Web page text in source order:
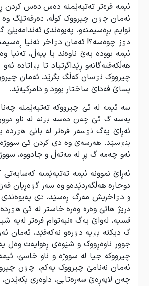
ئیمە فرەتر تەتیەێمنە دەس دەس کردن
ئەمان چۊن چیرووک کوڵە، دەرفەتێگ
توایم بڕەسیمنەو، پەیوەندی
دۊز چوەسە؟! ئەمان دۊاخر تەنیا
ئیمە بوودە یەێ ناوەند یا پیەڵ،
هەڵکەفتەگانەو ڕێداگرتیاد تا
چیرووک نۊسان کەڵگ بگرێد، ئەمان
پساێ فەداێ ساختار بوود و دامرکیەێد.
سە ئیمە لە ئێ چیرووکە تەتیەێمنە
یەسە گ ئێ چەن دەسە بۊنە لە ناو
ئەڕاێ یەگ نۊسەر فرەتر لە بانێ
بنۊسێد. هەرسەێ وە دی کردن ئێ سووژە
ئەو چەمە گ پڕ لە مەتەڵ و جادووە،
ئەڕاێ نموونە ئیمە تەتیەێمنە
دوجارە هەڵگەردێدەو وە سەر گۊەڕیان
و دۊاخریش مەرگ ڕەسێد، دی پەیوەندی
دریژ هاتێ وەرە وەرە خاستر لە ئێ
قسیە، لەواێ یەگ «نیەتوام فرەتر لەیە
گ دیکتە بۊیە دۊرەو نەکەفێد، ئەمان
جوور ناوەڕووک و شێوەی ڕەوایەت وەل
چیرووکە جیا لە سووژە و ناو خاسێ،
ئەمان نەنامێ چیرووک یەکم، چۊن
چەن لاپەڕەێ سەرەتایی، داوەری